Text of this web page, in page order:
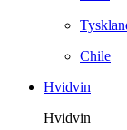
Chile
Hvidvin
Hvidvin